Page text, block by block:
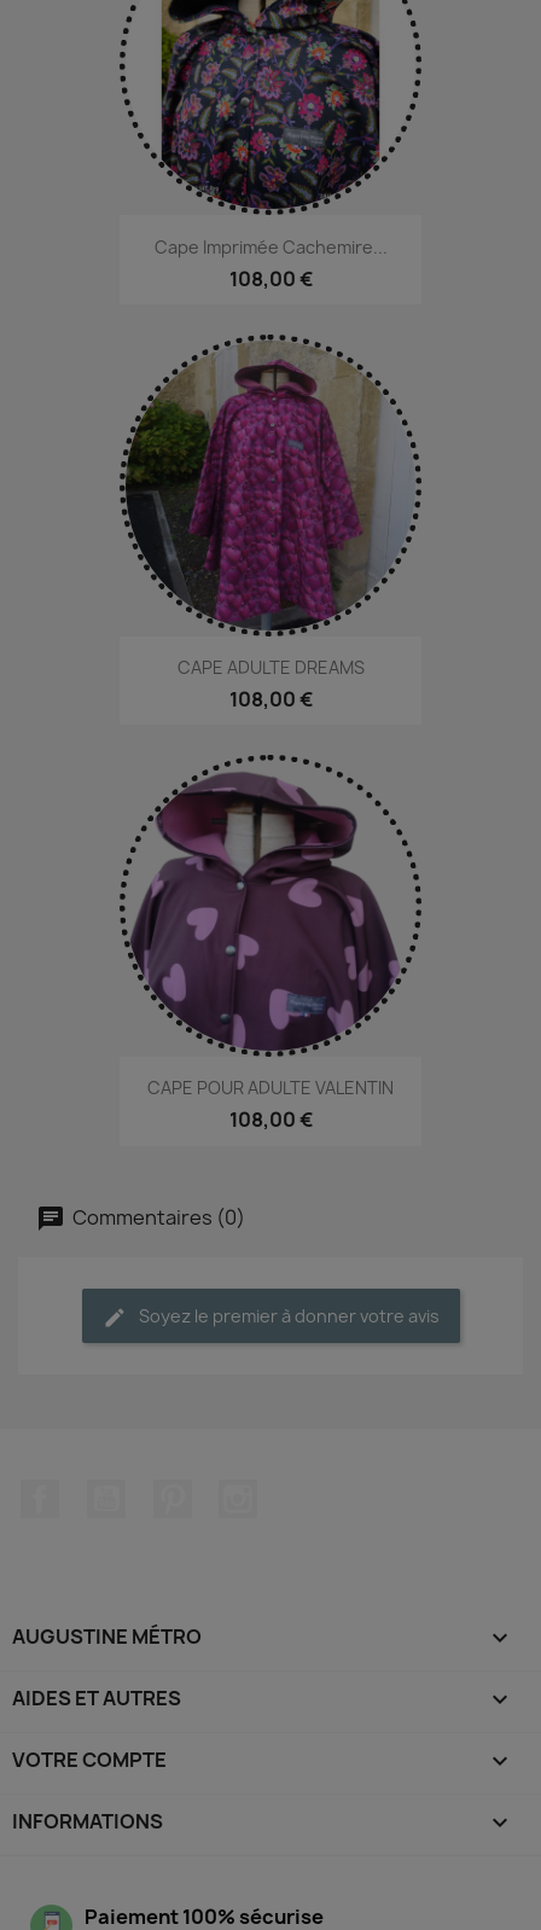
Cape Imprimée Cachemire...
108,00 €
CAPE ADULTE DREAMS
108,00 €
CAPE POUR ADULTE VALENTIN
108,00 €
Commentaires (0)
Soyez le premier à donner votre avis
AUGUSTINE MÉTRO 
AIDES ET AUTRES 
VOTRE COMPTE 
INFORMATIONS keyboard_arrow_down
Paiement 100% sécurise